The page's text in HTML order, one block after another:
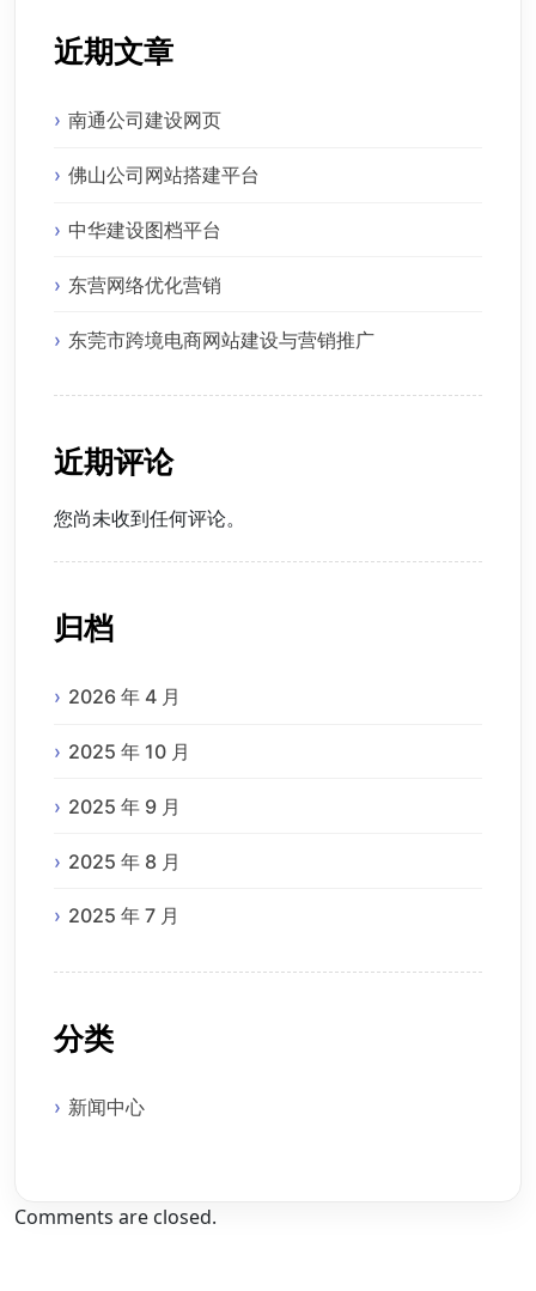
近期文章
南通公司建设网页
佛山公司网站搭建平台
中华建设图档平台
东营网络优化营销
东莞市跨境电商网站建设与营销推广
近期评论
您尚未收到任何评论。
归档
2026 年 4 月
2025 年 10 月
2025 年 9 月
2025 年 8 月
2025 年 7 月
分类
新闻中心
Comments are closed.